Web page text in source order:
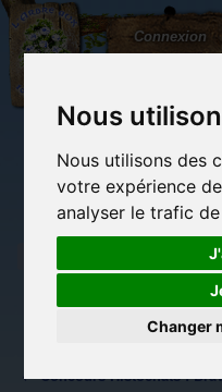
Nous
Nous utilisons des
votre expérience
analyser le trafic
Changer
L'Arbre
aux
100.000
Connexion
(vide)
imaginaires
Du côté du
←Concours Histochats :